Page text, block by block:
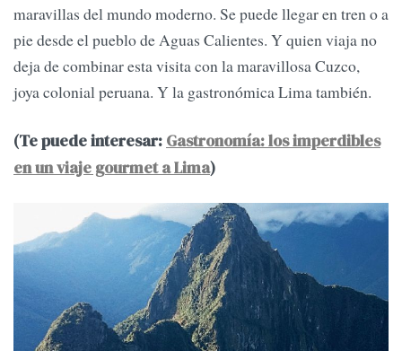
maravillas del mundo moderno. Se puede llegar en tren o a
pie desde el pueblo de Aguas Calientes. Y quien viaja no
deja de combinar esta visita con la maravillosa Cuzco,
joya colonial peruana. Y la gastronómica Lima también.
(Te puede interesar: Gastronomía: los imperdibles
en un viaje gourmet a Lima)